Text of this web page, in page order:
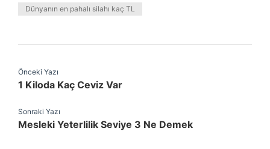
Dünyanın en pahalı silahı kaç TL
Önceki Yazı
1 Kiloda Kaç Ceviz Var
Sonraki Yazı
Mesleki Yeterlilik Seviye 3 Ne Demek